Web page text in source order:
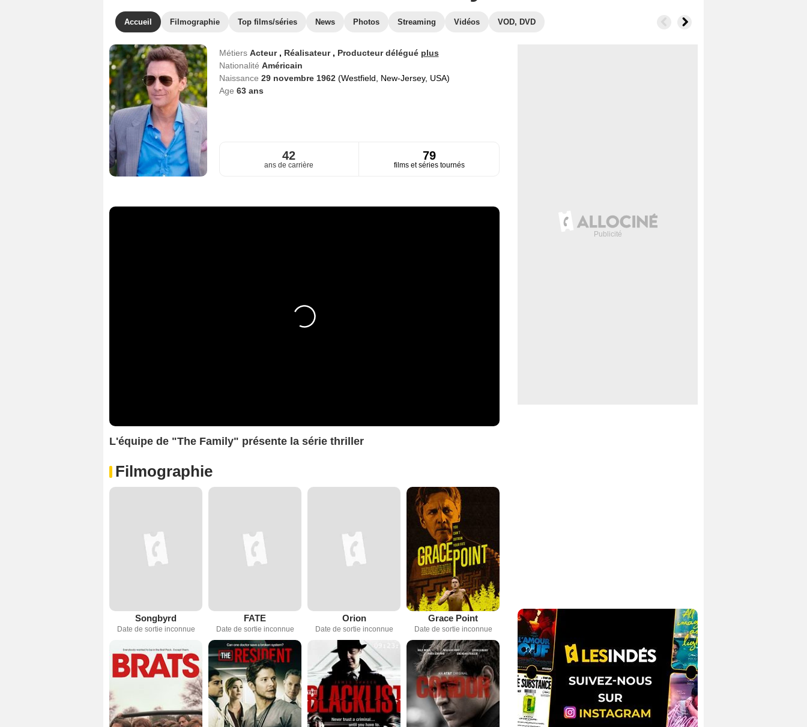
Accueil Filmographie Top films/séries News Photos Streaming Vidéos VOD, DVD
Métiers Acteur , Réalisateur , Producteur délégué plus
Nationalité Américain
Naissance 29 novembre 1962 (Westfield, New-Jersey, USA)
Age 63ans
42
ans de carrière
79
films et séries tournés
L'équipe de "The Family" présente la série thriller
Filmographie
Songbyrd
Date de sortie inconnue
FATE
Date de sortie inconnue
Orion
Date de sortie inconnue
Grace Point
Date de sortie inconnue